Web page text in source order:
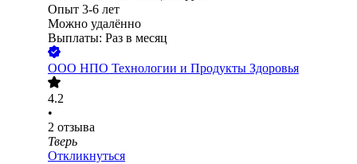
Опыт 3-6 лет
Можно удалённо
Выплаты: Раз в месяц
ООО НПО Технологии и Продукты Здоровья
4.2
•
2 отзыва
Тверь
Откликнуться